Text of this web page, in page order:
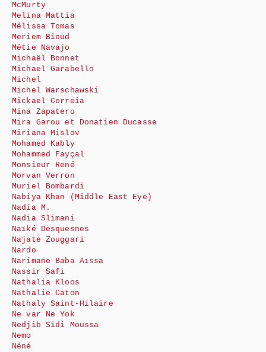
McMurty
Melina Mattia
Mélissa Tomas
Meriem Bioud
Métie Navajo
Michaël Bonnet
Michael Garabello
Michel
Michel Warschawski
Mickael Correia
Mina Zapatero
Mira Garou et Donatien Ducasse
Miriana Mislov
Mohamed Kably
Mohammed Fayçal
Monsieur René
Morvan Verron
Muriel Bombardi
Nabiya Khan (Middle East Eye)
Nadia M.
Nadia Slimani
Naïké Desquesnes
Najate Zouggari
Nardo
Narimane Baba Aïssa
Nassir Safi
Nathalia Kloos
Nathalie Caton
Nathaly Saint-Hilaire
Ne var Ne Yok
Nedjib Sidi Moussa
Nemo
Néné